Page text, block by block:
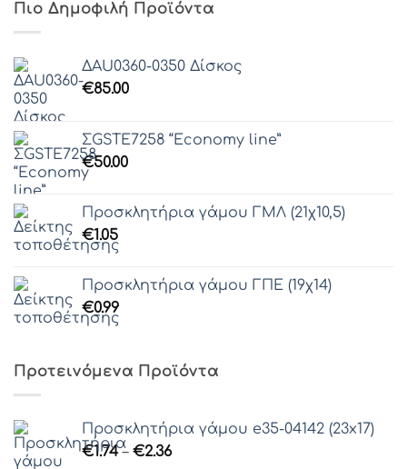
Πιο Δημοφιλή Προϊόντα
ΔAU0360-0350 Δίσκος
€85.00
ΣGSTE7258 “Economy line”
€50.00
Προσκλητήρια γάμου ΓΜΛ (21χ10,5)
€1.05
Προσκλητήρια γάμου ΓΠΕ (19χ14)
€0.99
Προτεινόμενα Προϊόντα
Προσκλητήρια γάμου e35-04142 (23x17)
€1.74 – €2.36Price